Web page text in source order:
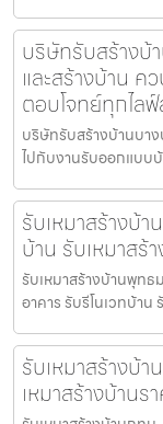
บริษัทรับสร้างบ้
และสร้างบ้าน
ตอบโจทย์ทุกไล
บริษัทรับสร้างบ้านบา
ไปกับงานรับออกแบบ
รับเหมาสร้างบ้
บ้าน รับเหมาสร้
รับเหมาสร้างบ้านพุทธ
อาคาร รับรีโนเวทบ้า
รับเหมาสร้างบ้
เหมาสร้างบ้านร